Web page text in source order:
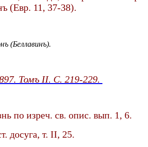
(Евр. 11, 37-38).
(Беллавинъ).
Томъ II. С. 219-229.
по изреч. св. опис. вып. 1, 6.
досуга, т. II, 25.